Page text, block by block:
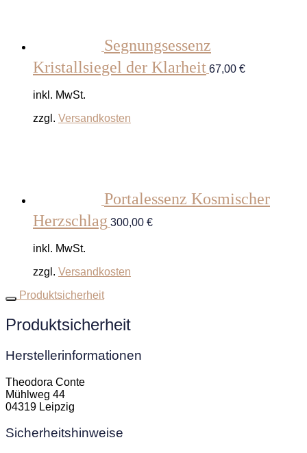
Segnungsessenz
Kristallsiegel der Klarheit 67,00 €
inkl. MwSt.
zzgl. Versandkosten
Portalessenz Kosmischer
Herzschlag 300,00 €
inkl. MwSt.
zzgl. Versandkosten
Produktsicherheit
Produktsicherheit
Herstellerinformationen
Theodora Conte
Mühlweg 44
04319 Leipzig
Sicherheitshinweise